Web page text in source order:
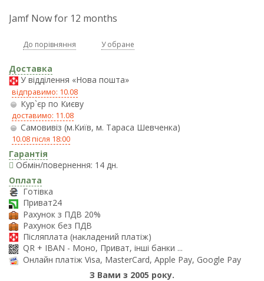
Jamf Now for 12 months
До порівняння У обране
Доставка
У відділення «Нова пошта»
відправимо: 10.08
Кур`єр по Києву
доставимо: 11.08
Самовивіз (м.Київ, м. Тараса Шевченка)
10.08 після 18:00
Гарантія
Обмін/повернення: 14 дн.
Оплата
Готівка
Приват24
Рахунок з ПДВ 20%
Рахунок без ПДВ
Післяплата (накладений платіж)
QR + IBAN - Моно, Приват, інші банки ...
Онлайн платіж Visa, MasterCard, Apple Pay, Google Pay
З Вами з 2005 року.